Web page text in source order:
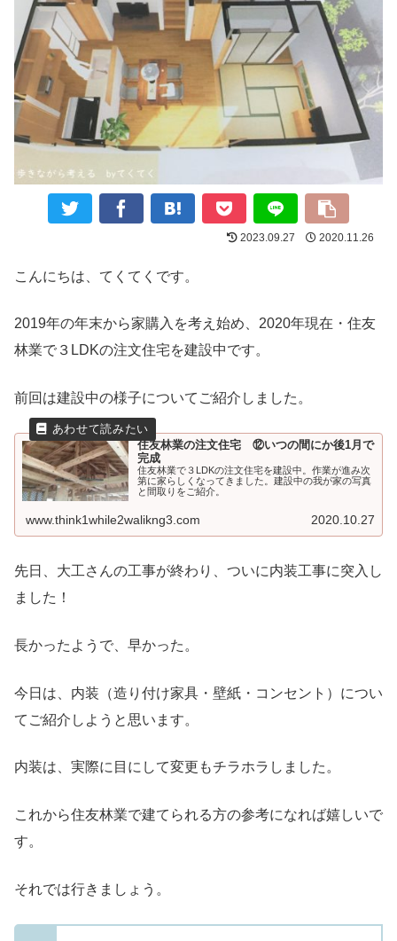
2023.09.27 2020.11.26
こんにちは、てくてくです。
2019年の年末から家購入を考え始め、2020年現在・住友
林業で３LDKの注文住宅を建設中です。
前回は建設中の様子についてご紹介しました。
住友林業の注文住宅 ⑫いつの間にか後1月で
完成
住友林業で３LDKの注文住宅を建設中。作業が進み次
第に家らしくなってきました。建設中の我が家の写真
と間取りをご紹介。
www.think1while2walikng3.com 2020.10.27
先日、大工さんの工事が終わり、ついに内装工事に突入し
ました！
長かったようで、早かった。
今日は、 内装（造り付け家具・壁紙・コンセント）につい
てご紹介しようと思います。
内装は、実際に目にして変更もチラホラしました。
これから住友林業で建てられる方の参考になれば嬉しいで
す。
それでは行きましょう。